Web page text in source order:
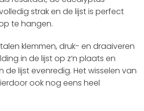
strak en de lijst is perfect
te hangen.
klemmen, druk- en draaiveren
in de lijst op z’n plaats en
de lijst evenredig. Het wisselen van
ook nog eens heel